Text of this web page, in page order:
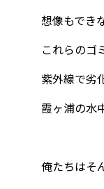
想像もでき
これらのゴ
紫外線で劣
霞ヶ浦の水
俺たちはそ